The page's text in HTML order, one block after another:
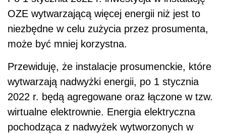
OZE wytwarzającą więcej energii niż jest to
niezbędne w celu zużycia przez prosumenta,
może być mniej korzystna.
Przewiduję, że instalacje prosumenckie, które
wytwarzają nadwyżki energii, po 1 stycznia
2022 r. będą agregowane oraz łączone w tzw.
wirtualne elektrownie. Energia elektryczna
pochodząca z nadwyżek wytworzonych w